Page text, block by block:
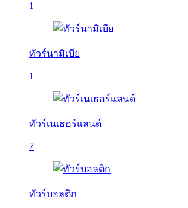
1
ทัวร์นามิเบีย
1
ทัวร์เนเธอร์แลนด์
7
ทัวร์บอลติก